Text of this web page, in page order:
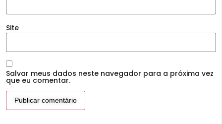
Site
Salvar meus dados neste navegador para a próxima vez
que eu comentar.